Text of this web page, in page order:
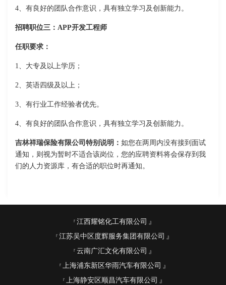
4、有良好的团队合作意识，具有独立学习及创新能力。
招聘职位三：APP开发工程师
任职要求：
1、大专及以上学历；
2、英语四级及以上；
3、有行业工作经验者优先。
4、有良好的团队合作意识，具有独立学习及创新能力。
吉林祥瑞保险有限公司特别说明： 如您在两周内没有接到面试
通知，则视为暂时不适合该岗位，您的应聘资料将会保存到我
们的人力资源库，有合适的职位时再通知。
江西耀铭化工有限公司
江苏吴中区度辉服务集团有限公司
云南广汇文化有限公司
上海浦东新区华雨汽车有限公司
上海静安区顺昌汽车有限公司